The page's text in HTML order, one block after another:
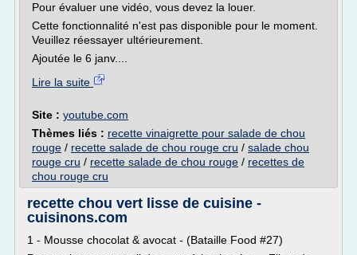
Pour évaluer une vidéo, vous devez la louer.
Cette fonctionnalité n'est pas disponible pour le moment.
Veuillez réessayer ultérieurement.
Ajoutée le 6 janv....
Lire la suite
Site : youtube.com
Thèmes liés : recette vinaigrette pour salade de chou
rouge / recette salade de chou rouge cru / salade chou
rouge cru / recette salade de chou rouge / recettes de
chou rouge cru
recette chou vert lisse de cuisine -
cuisinons.com
1 - Mousse chocolat & avocat - (Bataille Food #27)